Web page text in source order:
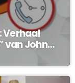
Verhaal
van John